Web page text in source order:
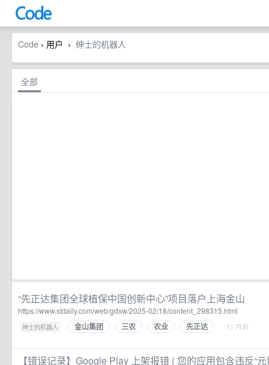
Code › 用户 › 绅士的机器人
全部
“先正达集团全球植保中国创新中心”项目落户上海金山
https://www.stdaily.com/web/gdxw/2025-02/18/content_298315.html
绅士的机器人 · 金山集团 三农 农业 先正达 · 11 月前
【错误记录】Google Play 上架报错 ( 您的应用包含违反“